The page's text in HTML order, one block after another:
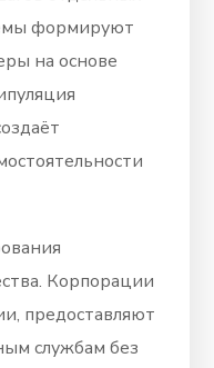
формируют
на основе
Корпорации
предоставляют
службам без